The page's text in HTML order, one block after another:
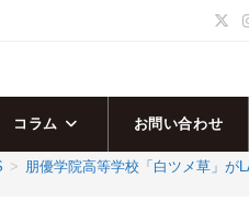
コラム お問い合わせ
> 朋優学院高等学校「白ツメ草」が